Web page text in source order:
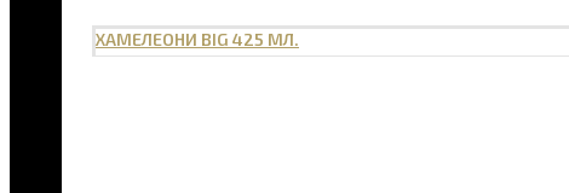
ХАМЕЛЕОНИ BIG 425 МЛ.